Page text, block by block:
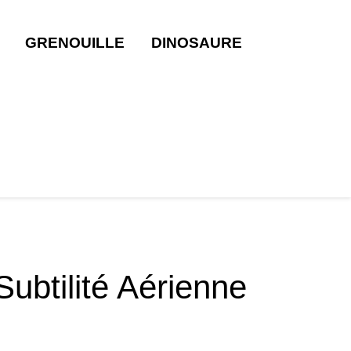
GRENOUILLE DINOSAURE
Aérienne